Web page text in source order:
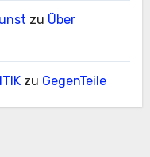
zu Über
zu GegenTeile